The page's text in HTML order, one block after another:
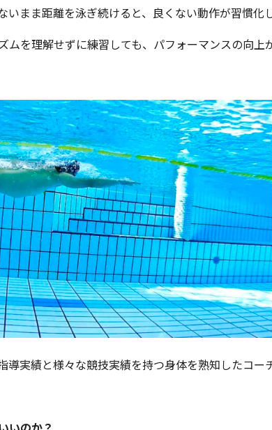
いまま距離を泳ぎ続けると、良くない動作が習慣化
ムを理解せずに練習しても、パフォーマンスの向上
導実績と様々な競技実績を持つ身体を熟知したコー